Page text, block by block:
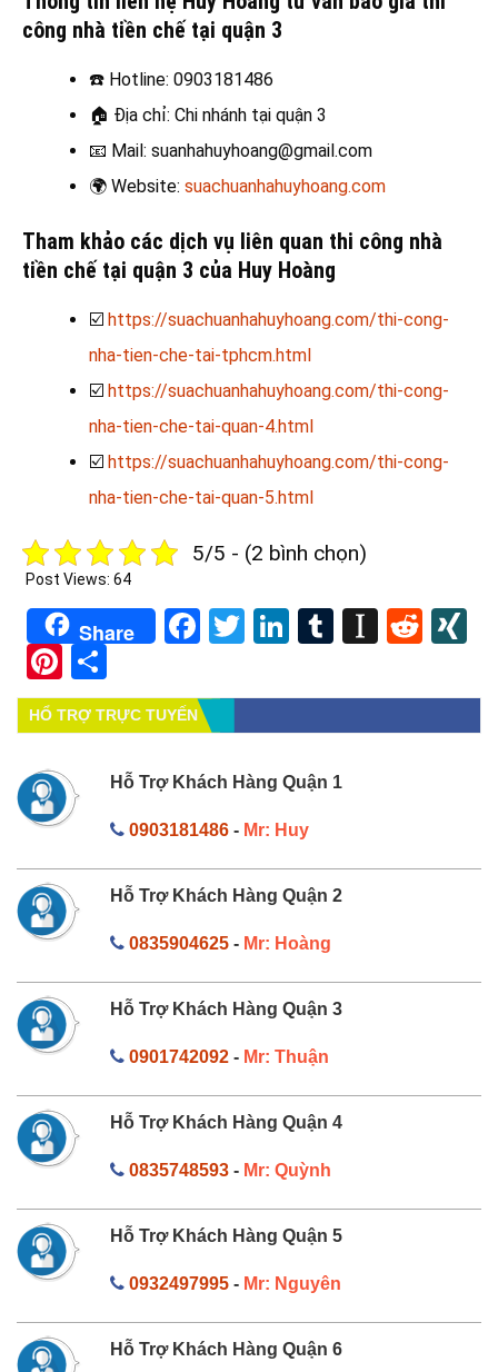
công nhà tiền chế tại quận 3
☎️ Hotline: 0903181486
🏠 Địa chỉ: Chi nhánh tại quận 3
📧 Mail: suanhahuyhoang@gmail.com
🌍 Website: suachuanhahuyhoang.com
Tham khảo các dịch vụ liên quan thi công nhà
tiền chế tại quận 3 của Huy Hoàng
☑️ https://suachuanhahuyhoang.com/thi-cong-
nha-tien-che-tai-tphcm.html
☑️ https://suachuanhahuyhoang.com/thi-cong-
nha-tien-che-tai-quan-4.html
☑️ https://suachuanhahuyhoang.com/thi-cong-
nha-tien-che-tai-quan-5.html
5/5 - (2 bình chọn)
Post Views: 64
Share Facebook
TwitterLinkedIn
Tumblr
Pinterest
HỔ TRỢ TRỰC TUYẾN
Hỗ Trợ Khách Hàng Quận 1
0903181486- Mr: Huy
Hỗ Trợ Khách Hàng Quận 2
0835904625- Mr: Hoàng
Hỗ Trợ Khách Hàng Quận 3
0901742092- Mr: Thuận
Hỗ Trợ Khách Hàng Quận 4
0835748593- Mr: Quỳnh
Hỗ Trợ Khách Hàng Quận 5
0932497995- Mr: Nguyên
Hỗ Trợ Khách Hàng Quận 6